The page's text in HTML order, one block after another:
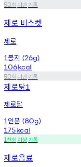
50회 미만기록
제로 비스켓
제로
1봉지 (26g)
106kcal
50회 미만기록
제로닭1
제로닭
1 인분 (80g)
175kcal
1천회 이상기록
제로음료